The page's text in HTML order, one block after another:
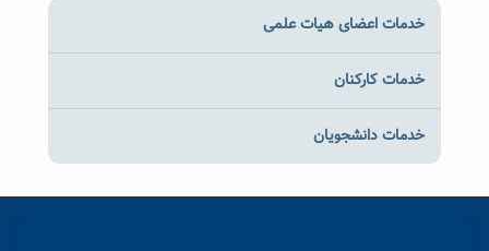
خدمات اعضای هیات علمی
خدمات کارکنان
خدمات دانشجویان